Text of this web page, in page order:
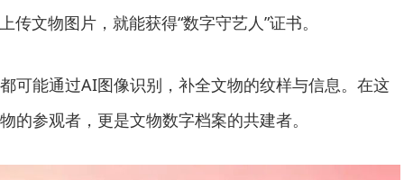
传文物图片，就能获得“数字守艺人”证书。
可能通过AI图像识别，补全文物的纹样与信息。在这
的参观者，更是文物数字档案的共建者。